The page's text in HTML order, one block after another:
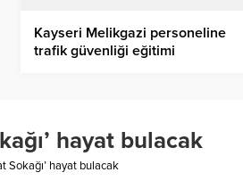
Kayseri Melikgazi personeline
trafik güvenliği eğitimi
hayat bulacak
Sokağı’ hayat bulacak